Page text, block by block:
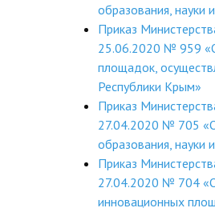
образования,
Приказ
25.06.2020 № 959
площадок,
Республики Крым»
Приказ
27.04.2020 № 705 «О
образования,
Приказ
27.04.2020 № 704
инновационных